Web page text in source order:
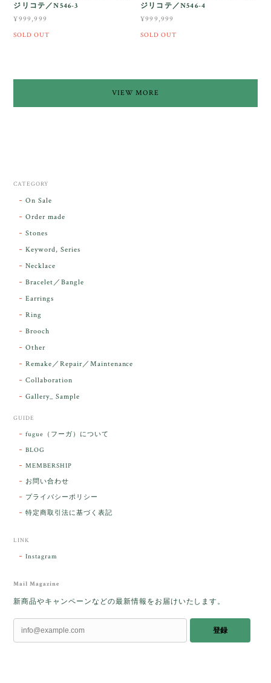
ジリコテ／N546-3
¥999,999
SOLD OUT
ジリコテ／N546-4
¥999,999
SOLD OUT
VIEW MORE
CATEGORY
On Sale
Order made
Stones
Keyword, Series
Necklace
Bracelet／Bangle
Earrings
Ring
Brooch
Other
Remake／Repair／Maintenance
Collaboration
Gallery_ Sample
GUIDE
fugue（フーガ）について
BLOG
MEMBERSHIP
お問い合わせ
プライバシーポリシー
特定商取引法に基づく表記
LINK
Instagram
Mail Magazine
新商品やキャンペーンなどの最新情報をお届けいたします。
登録